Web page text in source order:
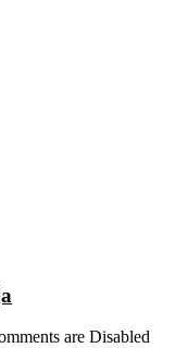
are Disabled